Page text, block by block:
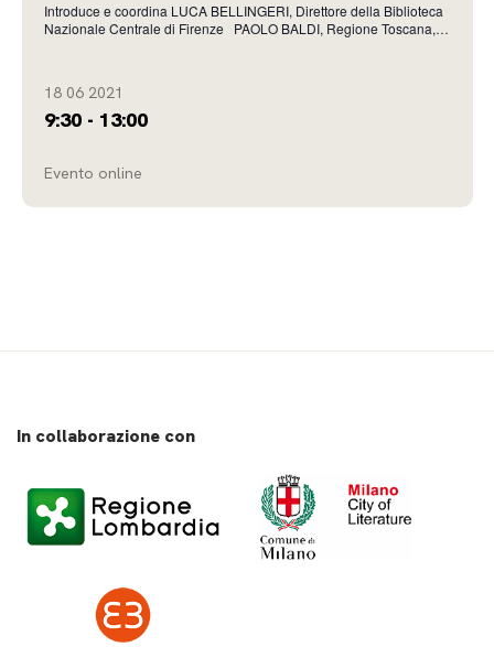
18 06 2021
9:30 - 13:00
Evento online
Introduce e coordina LUCA BELLINGERI, Direttore della Biblioteca
Nazionale Centrale di Firenze PAOLO BALDI, Regione Toscana,
In collaborazione con